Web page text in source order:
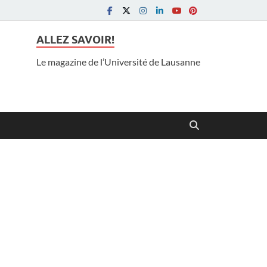
ALLEZ SAVOIR!
Le magazine de l’Université de Lausanne